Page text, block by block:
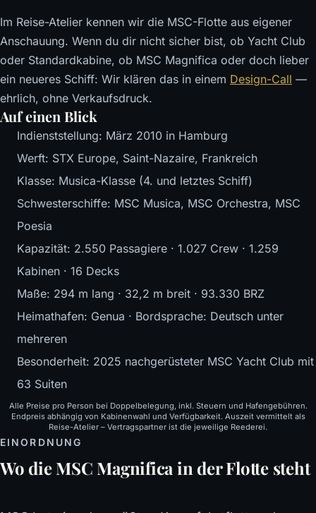
Im Reise-Atelier kennen wir die MSC-Flotte aus eigener
Anschauung. Wenn du dir nicht sicher bist, ob Yacht Club
oder Standardkabine, ob MSC Magnifica oder doch lieber
ein neueres Schiff: Wir klären das in einem Design-Call —
ehrlich, ohne Verkaufsdruck.
Auf einen Blick
Indienststellung: März 2010 in Hamburg
Werft: STX Europe, Saint-Nazaire, Frankreich
Klasse: Musica-Klasse (4. und letztes Schiff)
Schwesterschiffe: MSC Musica, MSC Orchestra, MSC
Poesia
Kapazität: 2.550 Passagiere · 1.027 Crew · 1.259
Kabinen · 16 Decks
Maße: 294 m lang · 32,2 m breit · 93.330 BRZ
Heimathafen: Genua · Bordsprache: Deutsch unter
mehreren
Besonderheit: 2025 nachgerüsteter MSC Yacht Club mit
63 Suiten
Alle Preise pro Person bei Doppelbelegung, inkl. Steuern und Hafengebühren.
Endpreis abhängig von Kabinenwahl und Verfügbarkeit. Auszeit vermittelt als
Reise-Atelier – Vertragspartner ist die jeweilige Reederei.
EINORDNUNG
Wo die MSC Magnifica in der Flotte steht